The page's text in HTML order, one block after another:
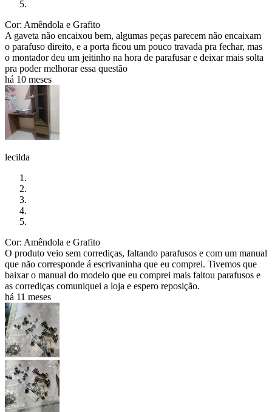
Cor: Amêndola e Grafito
A gaveta não encaixou bem, algumas peças parecem não encaixam
o parafuso direito, e a porta ficou um pouco travada pra fechar, mas
o montador deu um jeitinho na hora de parafusar e deixar mais solta
pra poder melhorar essa questão
há 10 meses
lecilda
Cor: Amêndola e Grafito
O produto veio sem corrediças, faltando parafusos e com um manual
que não corresponde á escrivaninha que eu comprei. Tivemos que
baixar o manual do modelo que eu comprei mais faltou parafusos e
as corrediças comuniquei a loja e espero reposição.
há 11 meses